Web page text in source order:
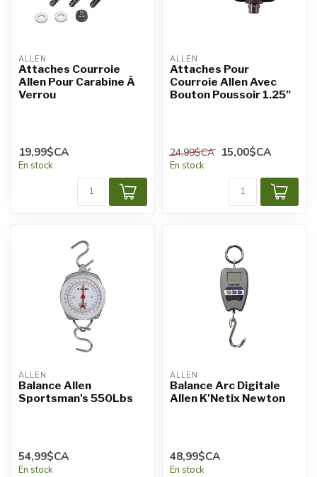
ALLEN
Attaches Courroie
Allen Pour Carabine À
Verrou
19,99$CA
En stock
ALLEN
Attaches Pour
Courroie Allen Avec
Bouton Poussoir 1.25"
24,99$CA 15,00$CA
En stock
ALLEN
Balance Allen
Sportsman's 550Lbs
54,99$CA
En stock
ALLEN
Balance Arc Digitale
Allen K'Netix Newton
48,99$CA
En stock